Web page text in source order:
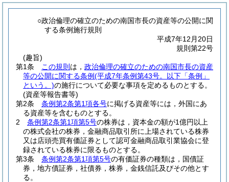
○政治倫理の確立のための南国市長の資産等の公開に関
する条例施行規則
平成7年12月20日
規則第22号
(趣旨)
第1条
この規則 は， 政治倫理の確立のための南国市長の資産
等の公開に関する条例(平成7年条例第43号。以下「条例」
という。)の施行について必要な事項を定めるものとする。
(資産等報告書等)
第2条
条例第2条第1項各号に掲げる資産等には，外国にあ
る資産等を含むものとする。
2
条例第2条第1項第5号の株券は，資本金の額が1億円以上
の株式会社の株券，金融商品取引所に上場されている株券
又は店頭売買有価証券として認可金融商品取引業協会に登
録されている株券に限るものとする。
第3条
条例第2条第1項第5号の有価証券の種類は，国債証
券，地方債証券，社債券，株券，金銭信託及びその他とす
る。